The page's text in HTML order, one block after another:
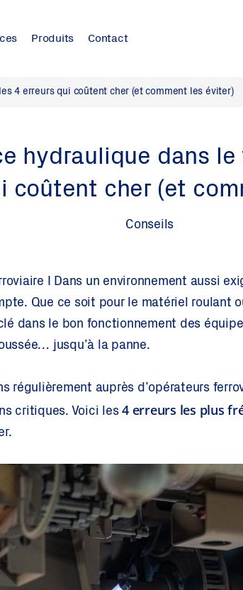
Produits Contact
4 erreurs qui coûtent cher (et comment les éviter)
hydraulique dans
coûtent cher (et
Conseils
I Dans un environnement aussi
Que ce soit pour le matériel roulant
dans le bon fonctionnement des
jusqu’à la panne.
régulièrement auprès d’opérateurs
critiques. Voici les 4 erreurs les plus